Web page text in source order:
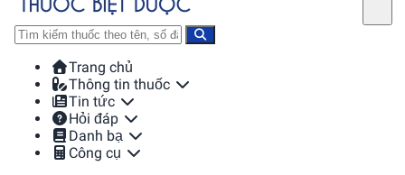
Trang chủ
Thông tin thuốc
Tin tức
Hỏi đáp
Danh bạ
Công cụ